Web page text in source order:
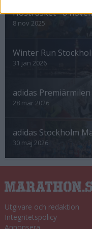
Höstrusket • 8
8 nov 2025
Winter Run
31 jan 2026
adidas
28 mar 2026
adidas Stockholm
30 maj 2026
Utgivare och redaktion
Integritetspolicy